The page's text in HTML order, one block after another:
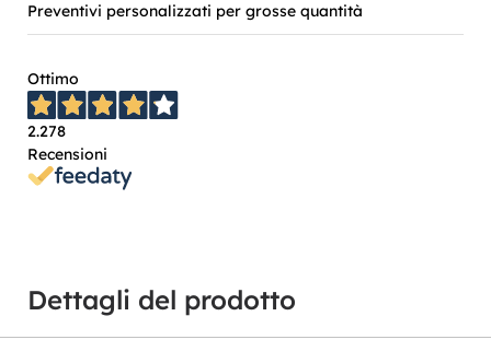
Preventivi personalizzati per grosse quantità
Ottimo
2.278
Recensioni
Dettagli del prodotto